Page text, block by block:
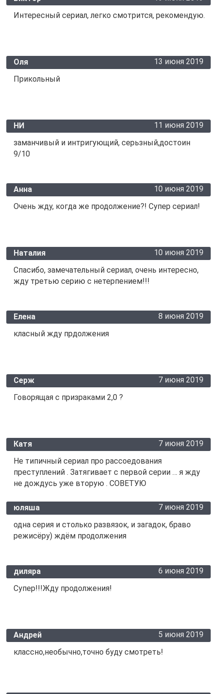
Интересный сериал, легко смотрится, рекомендую.
Оля
13 июня 2019
Прикольный
НИ
11 июня 2019
заманчивый и интригующий, серьзный,достоин
9/10
Анна
10 июня 2019
Очень жду, когда же продолжение?! Супер сериал!
Наталия
10 июня 2019
Спасибо, замечательный сериал, очень интересно,
жду третью серию с нетерпением!!!
Елена
8 июня 2019
класный жду прдолжения
Серж
7 июня 2019
Говорящая с призраками 2,0 ?
Катя
7 июня 2019
Не типичный сериал про рассоедования
преступлений . Затягивает с первой серии … я жду
не дождусь уже вторую . СОВЕТУЮ
юляша
7 июня 2019
одна серия и столько развязок, и загадок, браво
режисёру) ждём продолжения
диляра
6 июня 2019
Супер!!!Жду продолжения!
Андрей
5 июня 2019
классно,необычно,точно буду смотреть!